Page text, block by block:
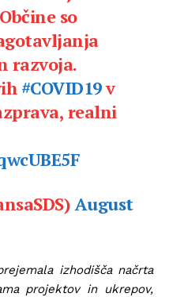
so
razvoja.
#COVID19v
realni
August
izhodišča načrta
projektov in ukrepov,